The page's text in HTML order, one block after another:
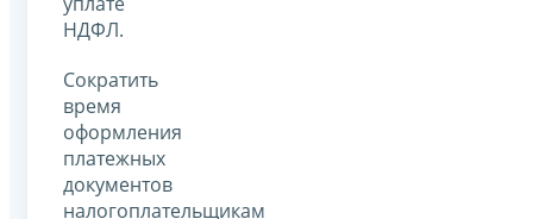
НДФЛ.
Сократить
время
оформления
платежных
документов
налогоплательщикам